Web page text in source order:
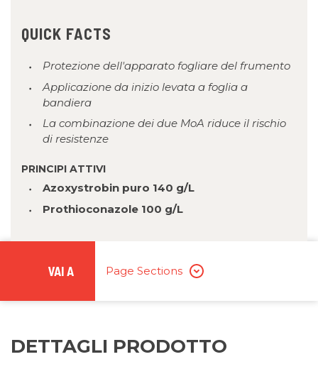
QUICK FACTS
Protezione dell'apparato fogliare del frumento
Applicazione da inizio levata a foglia a
bandiera
La combinazione dei due MoA riduce il rischio
di resistenze
PRINCIPI ATTIVI
Azoxystrobin puro 140 g/L
Prothioconazole 100 g/L
VAI A Page Sections
DETTAGLI PRODOTTO